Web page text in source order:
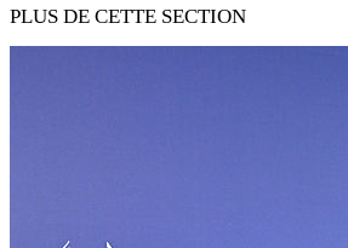
PLUS DE CETTE SECTION